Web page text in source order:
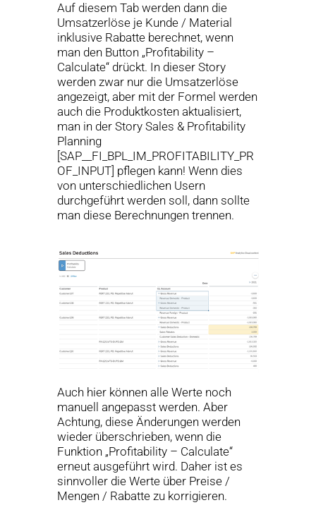
Auf diesem Tab werden dann die
Umsatzerlöse je Kunde / Material
inklusive Rabatte berechnet, wenn
man den Button „Profitability –
Calculate“ drückt. In dieser Story
werden zwar nur die Umsatzerlöse
angezeigt, aber mit der Formel werden
auch die Produktkosten aktualisiert,
man in der Story Sales & Profitability
Planning
[SAP__FI_BPL_IM_PROFITABILITY_PR
OF_INPUT] pflegen kann! Wenn dies
von unterschiedlichen Usern
durchgeführt werden soll, dann sollte
man diese Berechnungen trennen.
Auch hier können alle Werte noch
manuell angepasst werden. Aber
Achtung, diese Änderungen werden
wieder überschrieben, wenn die
Funktion „Profitability – Calculate“
erneut ausgeführt wird. Daher ist es
sinnvoller die Werte über Preise /
Mengen / Rabatte zu korrigieren.